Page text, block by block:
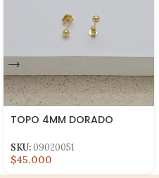
TOPO 4MM DORADO
SKU:09020051
$45.000